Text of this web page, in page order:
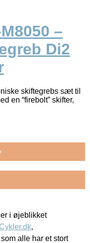
–
Di2
skiftegrebs sæt til
en “firebolt” skifter,
i øjeblikket
Cykler.dk,
som alle har et stort